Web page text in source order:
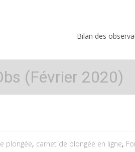
Bilan des
(Février 2020)
plongée, carnet de plongée en ligne,